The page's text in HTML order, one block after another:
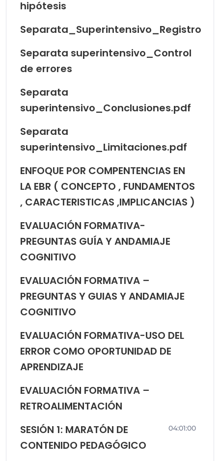
hipótesis
Separata_Superintensivo_Registro
Separata superintensivo_Control
de errores
Separata
superintensivo_Conclusiones.pdf
Separata
superintensivo_Limitaciones.pdf
ENFOQUE POR COMPENTENCIAS EN
LA EBR ( CONCEPTO , FUNDAMENTOS
, CARACTERISTICAS ,IMPLICANCIAS )
EVALUACIÓN FORMATIVA-
PREGUNTAS GUÍA Y ANDAMIAJE
COGNITIVO
EVALUACIÓN FORMATIVA –
PREGUNTAS Y GUIAS Y ANDAMIAJE
COGNITIVO
EVALUACIÓN FORMATIVA-USO DEL
ERROR COMO OPORTUNIDAD DE
APRENDIZAJE
EVALUACIÓN FORMATIVA –
RETROALIMENTACIÓN
SESIÓN 1: MARATÓN DE
CONTENIDO PEDAGÓGICO
04:01:00